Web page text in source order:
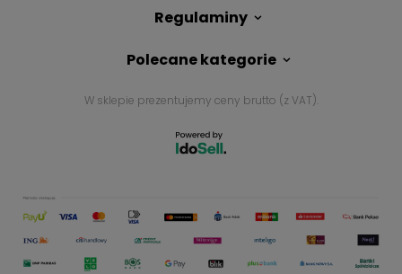
Regulaminy
Polecane kategorie
W sklepie prezentujemy ceny brutto (z VAT).